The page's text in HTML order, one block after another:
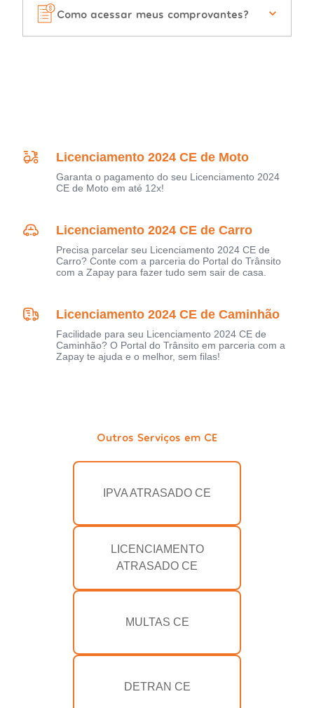
Como acessar meus comprovantes?
Licenciamento 2024 CE de Moto
Garanta o pagamento do seu Licenciamento 2024
CE de Moto em até 12x!
Licenciamento 2024 CE de Carro
Precisa parcelar seu Licenciamento 2024 CE de
Carro? Conte com a parceria do Portal do Trânsito
com a Zapay para fazer tudo sem sair de casa.
Licenciamento 2024 CE de Caminhão
Facilidade para seu Licenciamento 2024 CE de
Caminhão? O Portal do Trânsito em parceria com a
Zapay te ajuda e o melhor, sem filas!
Outros Serviços em CE
IPVA ATRASADO CE
LICENCIAMENTO
ATRASADO CE
MULTAS CE
DETRAN CE